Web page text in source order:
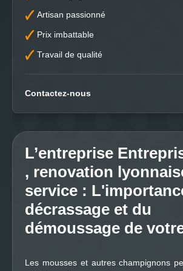
Artisan passionné
Prix imbattable
Travail de qualité
Contactez-nous
L’entreprise
, renovation
service :
décrassage et du
démoussage de
Les mousses et autres champignons